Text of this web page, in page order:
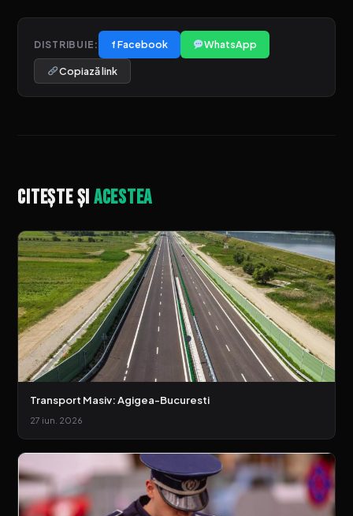
DISTRIBUIE: f Facebook WhatsApp
Copiază link
Citește șiacestea
Transport Masiv: Agigea-Bucuresti
27 iun. 2026